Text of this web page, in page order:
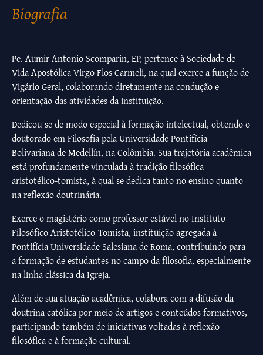
Biografia
Pe. Aumir Antonio Scomparin, EP, pertence à Sociedade de
Vida Apostólica Virgo Flos Carmeli, na qual exerce a função de
Vigário Geral, colaborando diretamente na condução e
orientação das atividades da instituição.
Dedicou-se de modo especial à formação intelectual, obtendo o
doutorado em Filosofia pela Universidade Pontifícia
Bolivariana de Medellín, na Colômbia. Sua trajetória acadêmica
está profundamente vinculada à tradição filosófica
aristotélico-tomista, à qual se dedica tanto no ensino quanto
na reflexão doutrinária.
Exerce o magistério como professor estável no Instituto
Filosófico Aristotélico-Tomista, instituição agregada à
Pontifícia Universidade Salesiana de Roma, contribuindo para
a formação de estudantes no campo da filosofia, especialmente
na linha clássica da Igreja.
Além de sua atuação acadêmica, colabora com a difusão da
doutrina católica por meio de artigos e conteúdos formativos,
participando também de iniciativas voltadas à reflexão
filosófica e à formação cultural.